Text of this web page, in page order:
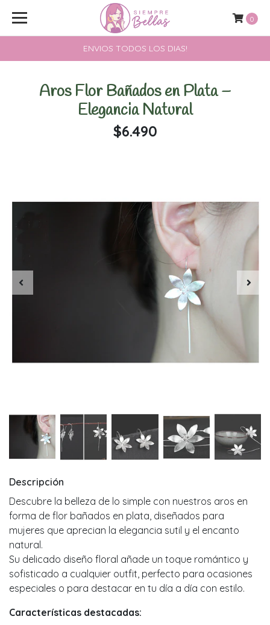
ENVIOS TODOS LOS DIAS!
0
Aros Flor Bañados en Plata –
Elegancia Natural
$6.490
Descripción
Descubre la belleza de lo simple con nuestros aros en
forma de flor bañados en plata, diseñados para
mujeres que aprecian la elegancia sutil y el encanto
natural.
Su delicado diseño floral añade un toque romántico y
sofisticado a cualquier outfit, perfecto para ocasiones
especiales o para destacar en tu día a día con estilo.
Características destacadas: